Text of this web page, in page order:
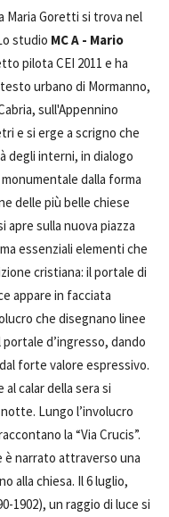
Maria Goretti si trova nel
studio MC A - Mario
pilota CEI 2011 e ha
urbano di Mormanno,
sull'Appennino
e si erge a scrigno che
degli interni, in dialogo
dalla forma
delle più belle chiese
apre sulla nuova piazza
essenziali elementi che
cristiana: il portale di
appare in facciata
che disegnano linee
d’ingresso, dando
forte valore espressivo.
calar della sera si
Lungo l’involucro
la “Via Crucis”.
è narrato attraverso una
alla chiesa. Il 6 luglio,
1902), un raggio di luce si